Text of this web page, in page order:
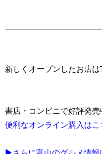
新しくオープンしたお店は
書店・コンビニで好評発売
便利なオンライン購入はこ